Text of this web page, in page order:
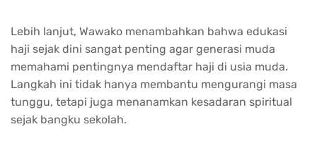
Lebih lanjut, Wawako menambahkan bahwa edukasi
haji sejak dini sangat penting agar generasi muda
memahami pentingnya mendaftar haji di usia muda.
Langkah ini tidak hanya membantu mengurangi masa
tunggu, tetapi juga menanamkan kesadaran spiritual
sejak bangku sekolah.